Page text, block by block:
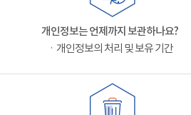
개인정보는 언제까지 보관하나요?
ㆍ개인정보의 처리 및 보유 기간